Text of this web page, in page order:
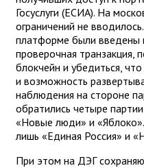
Госуслуги (ЕСИА). На
ограничений не
платформе были введены
проверочная транзакция,
блокчейн и убедиться,
и возможность
наблюдения на стороне
обратились четыре
«Новые люди» и
лишь «Единая Россия» и
При этом на ДЭГ